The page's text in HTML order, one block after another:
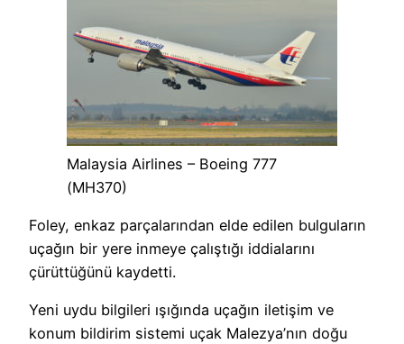
Malaysia Airlines – Boeing 777
(MH370)
Foley, enkaz parçalarından elde edilen bulguların
uçağın bir yere inmeye çalıştığı iddialarını
çürüttüğünü kaydetti.
Yeni uydu bilgileri ışığında uçağın iletişim ve
konum bildirim sistemi uçak Malezya’nın doğu